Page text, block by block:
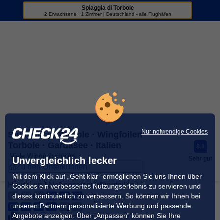
Sportreisen
Nur notwendige Cookies
Unvergleichlich lecker
Mit dem Klick auf „Geht klar” ermöglichen Sie uns Ihnen über
Cookies ein verbessertes Nutzungserlebnis zu servieren und
dieses kontinuierlich zu verbessern. So können wir Ihnen bei
unseren Partnern personalisierte Werbung und passende
Angebote anzeigen. Über „Anpassen” können Sie Ihre
Spiaggia di Torbole
2 Erwachsene · 1 Zimmer | Deutschland - alle Flughäfen
Spiaggia di Torbole · Wingfoilen
Torbole · Gardasee · Italien
Viele Wingfoilschulen
Zu den Unterkünften
Haupt- und Nebensaison Wingfoilen
01 02 03 04 05
06
07
08 09 10 11
12
Anfänger, Fortgeschrittener, Experte